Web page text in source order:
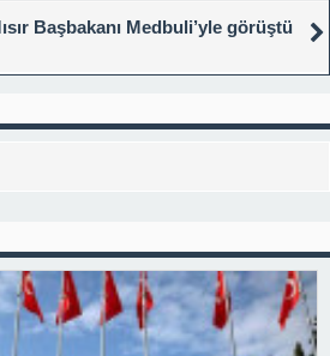
Başbakanı Medbuli’yle görüştü